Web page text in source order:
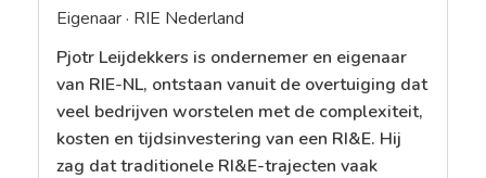
Eigenaar · RIE Nederland
Pjotr Leijdekkers is ondernemer en eigenaar
van RIE-NL, ontstaan vanuit de overtuiging dat
veel bedrijven worstelen met de complexiteit,
kosten en tijdsinvestering van een RI&E. Hij
zag dat traditionele RI&E-trajecten vaak